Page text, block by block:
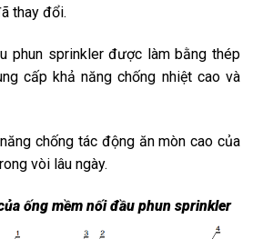
thay đổi.
phun sprinkler được làm bằng thép
cấp khả năng chống nhiệt cao và
chống tác động ăn mòn cao của
vòi lâu ngày.
ống mềm nối đầu phun sprinkler